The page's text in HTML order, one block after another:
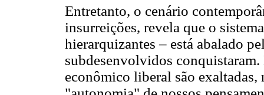
Entretanto, o cenário
insurreições, revela que o
hierarquizantes – está abalado
subdesenvolvidos conquistaram.
econômico liberal são exaltadas,